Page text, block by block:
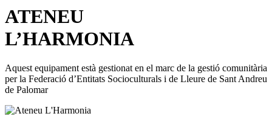
ATENEU
L’HARMONIA
Aquest equipament està gestionat en el marc de la gestió comunitària
per la Federació d’Entitats Socioculturals i de Lleure de Sant Andreu
de Palomar